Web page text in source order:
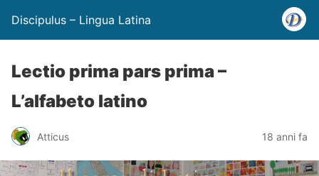
Discipulus – Lingua Latina
Lectio prima pars prima –
L’alfabeto latino
Atticus 18 anni fa